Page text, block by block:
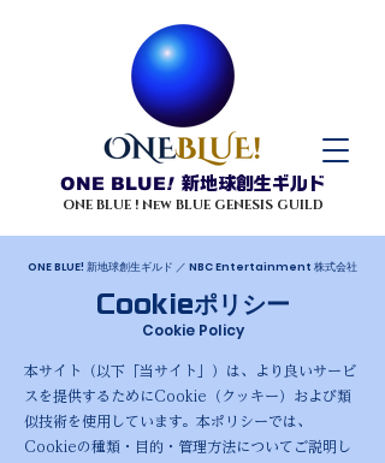
ONE BLUE!新地球創生ギルド
ONE BLUE ! New BLUE GENESIS GUILD
ONE BLUE! 新地球創生ギルド ／ NBC Entertainment 株式会社
Cookieポリシー
Cookie Policy
本サイト（以下「当サイト」）は、より良いサービ
スを提供するためにCookie（クッキー）および類
似技術を使用しています。本ポリシーでは、
Cookieの種類・目的・管理方法についてご説明し